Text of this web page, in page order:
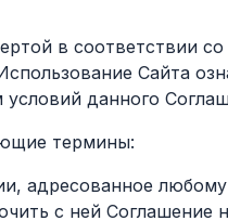
в соответствии
Сайта
данного
термины:
адресованное
с ней Соглашение